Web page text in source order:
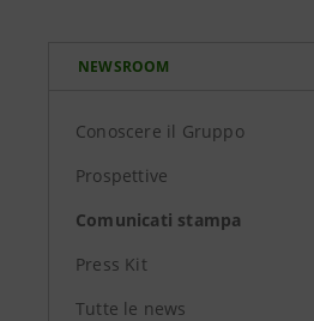
NEWSROOM
Conoscere il Gruppo
Prospettive
Comunicati stampa
Press Kit
Tutte le news